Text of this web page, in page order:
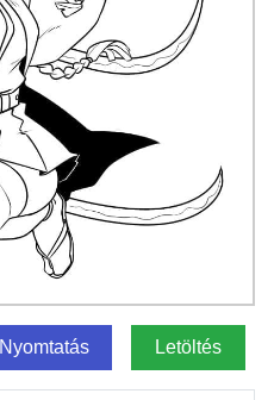
Nyomtatás Letöltés